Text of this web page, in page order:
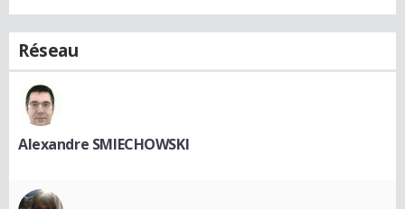
Réseau
Alexandre SMIECHOWSKI